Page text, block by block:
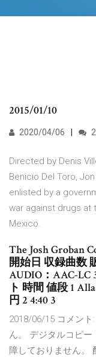
2015/01/10
2020/04/06
Directed by Denis
Benicio Del Toro,
enlisted by a
war against drugs at
Mexico.
The Josh Groban
開始日 収録曲数
AUDIO：AAC-LC
ト 時間 値段 1
円 2 4:40 3
2018/06/15 コメン
ん。 デジタルコピ
障しておりません。